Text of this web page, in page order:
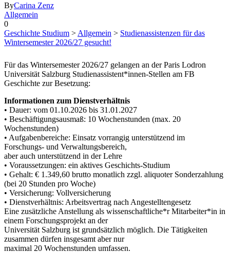
ByCarina Zenz
Allgemein
0
Geschichte Studium > Allgemein > Studienassistenzen für das
Wintersemester 2026/27 gesucht!
Für das Wintersemester 2026/27 gelangen an der Paris Lodron
Universität Salzburg Studienassistent*innen-Stellen am FB
Geschichte zur Besetzung:
Informationen zum Dienstverhältnis
• Dauer: vom 01.10.2026 bis 31.01.2027
• Beschäftigungsausmaß: 10 Wochenstunden (max. 20
Wochenstunden)
• Aufgabenbereiche: Einsatz vorrangig unterstützend im
Forschungs- und Verwaltungsbereich,
aber auch unterstützend in der Lehre
• Voraussetzungen: ein aktives Geschichts-Studium
• Gehalt: € 1.349,60 brutto monatlich zzgl. aliquoter Sonderzahlung
(bei 20 Stunden pro Woche)
• Versicherung: Vollversicherung
• Dienstverhältnis: Arbeitsvertrag nach Angestelltengesetz
Eine zusätzliche Anstellung als wissenschaftliche*r Mitarbeiter*in in
einem Forschungsprojekt an der
Universität Salzburg ist grundsätzlich möglich. Die Tätigkeiten
zusammen dürfen insgesamt aber nur
maximal 20 Wochenstunden umfassen.